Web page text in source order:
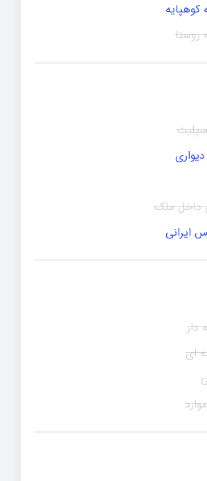
کوهپایه
روستا
داخل ملک
ایرانی
دار
ای